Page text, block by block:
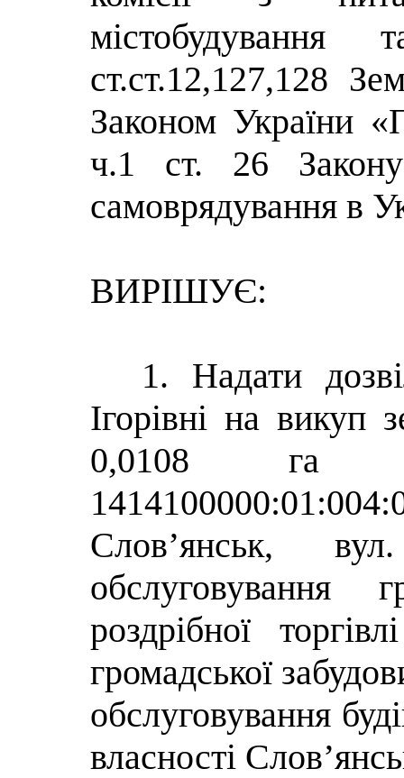
містобудування
ст.ст.12,127,128
Законом України
ч.1 ст. 26
самоврядування в
ВИРІШУЄ:
1. Надати
Ігорівні на викуп
0,0108 га
Слов’янськ,
обслуговування
роздрібної
громадської
обслуговування
власності